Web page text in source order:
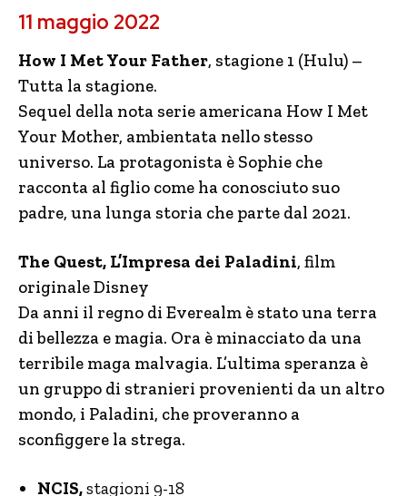
11 maggio 2022
How I Met Your Father, stagione 1 (Hulu) –
Tutta la stagione.
Sequel della nota serie americana How I Met
Your Mother, ambientata nello stesso
universo. La protagonista è Sophie che
racconta al figlio come ha conosciuto suo
padre, una lunga storia che parte dal 2021.
The Quest, L’Impresa dei Paladini, film
originale Disney
Da anni il regno di Everealm è stato una terra
di bellezza e magia. Ora è minacciato da una
terribile maga malvagia. L’ultima speranza è
un gruppo di stranieri provenienti da un altro
mondo, i Paladini, che proveranno a
sconfiggere la strega.
NCIS,stagioni 9-18